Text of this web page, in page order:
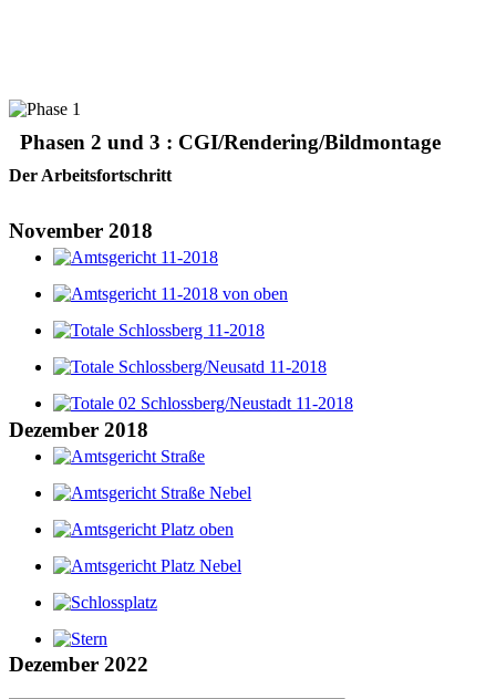
Phasen 2 und 3 : CGI/Rendering/Bildmontage
Der Arbeitsfortschritt
November 2018
Dezember 2018
Dezember 2022